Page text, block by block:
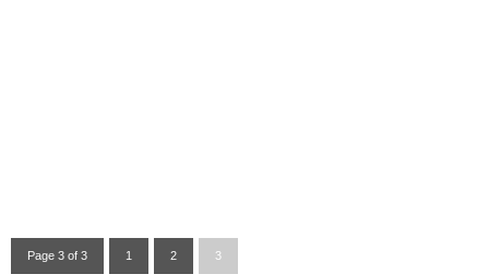
Page 3 of 3 1 2 3